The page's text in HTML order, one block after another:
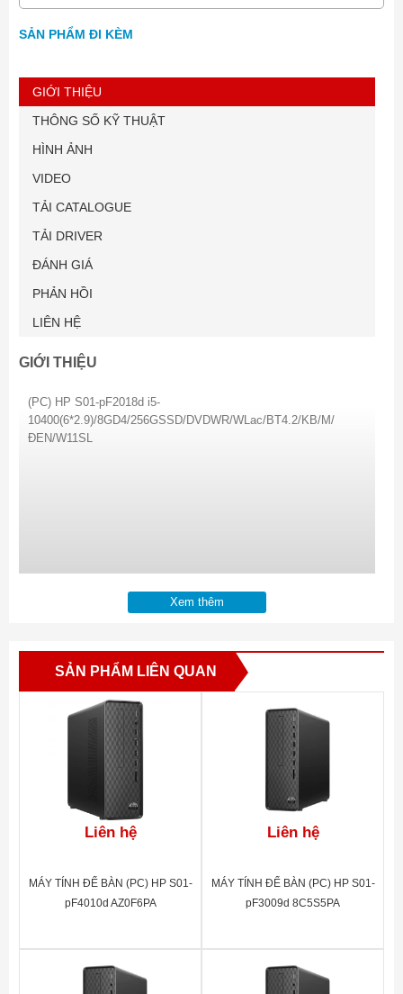
SẢN PHẨM ĐI KÈM
GIỚI THIỆU
THÔNG SỐ KỸ THUẬT
HÌNH ẢNH
VIDEO
TẢI CATALOGUE
TẢI DRIVER
ĐÁNH GIÁ
PHẢN HỒI
LIÊN HỆ
GIỚI THIỆU
(PC) HP S01-pF2018d i5-
10400(6*2.9)/8GD4/256GSSD/DVDWR/WLac/BT4.2/KB/M/
ĐEN/W11SL
Xem thêm
SẢN PHẨM LIÊN QUAN
Liên hệ
MÁY TÍNH ĐỂ BÀN (PC) HP S01-
pF4010d AZ0F6PA
Liên hệ
MÁY TÍNH ĐỂ BÀN (PC) HP S01-
pF3009d 8C5S5PA